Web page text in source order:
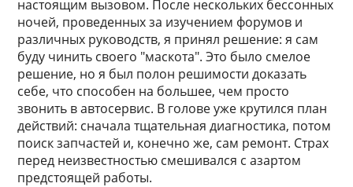
настоящим вызовом. После нескольких бессонных
ночей, проведенных за изучением форумов и
различных руководств, я принял решение: я сам
буду чинить своего "маскота". Это было смелое
решение, но я был полон решимости доказать
себе, что способен на большее, чем просто
звонить в автосервис. В голове уже крутился план
действий: сначала тщательная диагностика, потом
поиск запчастей и, конечно же, сам ремонт. Страх
перед неизвестностью смешивался с азартом
предстоящей работы.